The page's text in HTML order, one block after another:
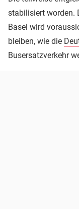
stabilisiert worden.
Basel wird
bleiben, wie die
Busersatzverkehr